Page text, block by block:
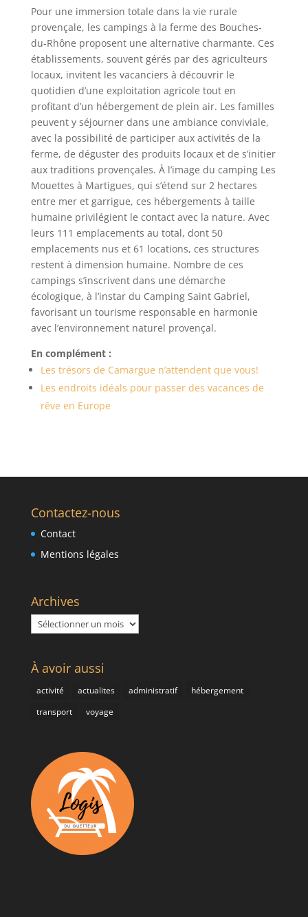
Pour une immersion totale dans la vie rurale
provençale, les campings à la ferme des Bouches-
du-Rhône proposent une alternative charmante. Ces
établissements, souvent gérés par des agriculteurs
locaux, invitent les vacanciers à découvrir le
quotidien d’une exploitation agricole tout en
profitant d’un hébergement de plein air. Les familles
peuvent y séjourner dans une ambiance conviviale,
avec la possibilité de participer aux activités de la
ferme, de déguster des produits locaux et de s’initier
aux traditions provençales. À l’image du camping Les
Mouettes à Martigues, qui s’étend sur 2 hectares
entre mer et garrigue, ces hébergements à taille
humaine privilégient le contact avec la nature. Avec
leurs 111 emplacements au total, dont 50
emplacements nus et 61 locations, ces structures
restent à dimension humaine. Nombre de ces
campings s’inscrivent dans une démarche
écologique, à l’instar du Camping Saint Gabriel,
favorisant un tourisme responsable en harmonie
avec l’environnement naturel provençal.
En complément :
Les trésors de Camargue n’attendent que vous!
Les endroits idéals pour passer des vacances de
rêve en Europe
Contactez-nous
Contact
Mentions légales
Archives
Archives
À avoir aussi
activité actualites administratif
hébergement
transport
voyage